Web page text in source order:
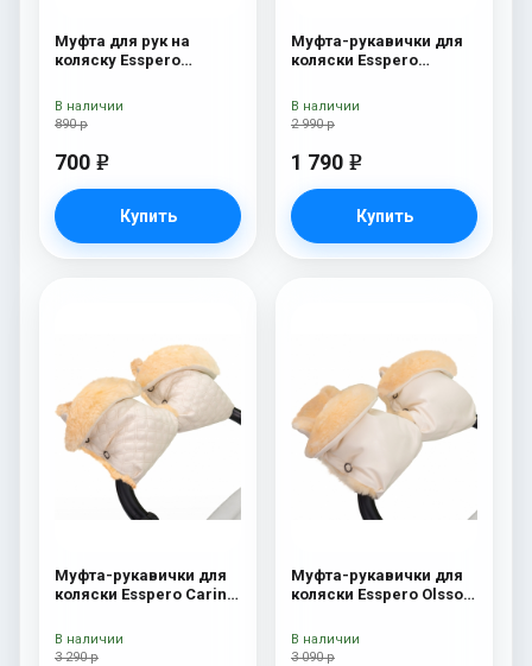
Муфта для рук на
коляску Esspero
890 р
700 e
Купить
В наличии
Муфта-рукавички для
коляски Esspero
овечья шерсть) Cream
2 990 р
1 790 e
Купить
В наличии
Муфта-рукавички для
коляски Esspero Carina
Cream
3 290 р
В наличии
Муфта-рукавички для
коляски Esspero Olsson
Cream
3 090 р
В наличии